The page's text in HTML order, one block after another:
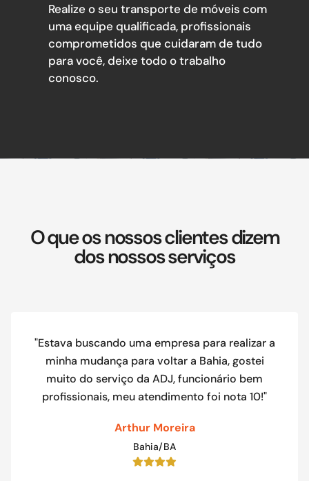
Realize o seu transporte de móveis com
uma equipe qualificada, profissionais
comprometidos que cuidaram de tudo
para você, deixe todo o trabalho
conosco.
O que os nossos clientes dizem
dos nossos serviços
"Estava buscando uma empresa para realizar a
minha mudança para voltar a Bahia, gostei
muito do serviço da ADJ, funcionário bem
profissionais, meu atendimento foi nota 10!"
Arthur Moreira
Bahia/BA